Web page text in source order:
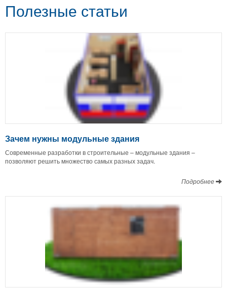
Полезные статьи
Зачем нужны модульные здания
Современные разработки в строительные – модульные здания –
позволяют решить множество самых разных задач.
Подробнее